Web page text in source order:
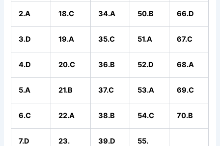
2.A 18.C 34.A 50.B 66.D
3.D 19.A 35.C 51.A 67.C
4.D 20.C 36.B 52.D 68.A
5.A 21.B 37.C 53.A 69.C
6.C 22.A 38.B 54.C 70.B
7.D 23. 39.D 55.